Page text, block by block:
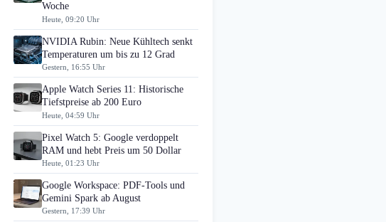
Woche
Heute, 09:20 Uhr
NVIDIA Rubin: Neue Kühltech senkt
Temperaturen um bis zu 12 Grad
Gestern, 16:55 Uhr
Apple Watch Series 11: Historische
Tiefstpreise ab 200 Euro
Heute, 04:59 Uhr
Pixel Watch 5: Google verdoppelt
RAM und hebt Preis um 50 Dollar
Heute, 01:23 Uhr
Google Workspace: PDF-Tools und
Gemini Spark ab August
Gestern, 17:39 Uhr